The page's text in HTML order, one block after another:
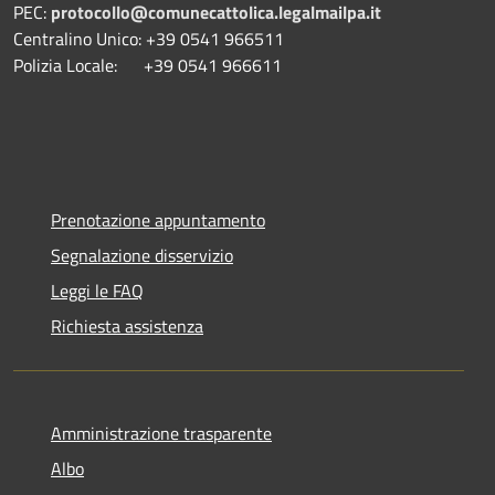
PEC: protocollo@comunecattolica.legalmailpa.it
Centralino Unico: +39 0541 966511
Polizia Locale: +39 0541 966611
Prenotazione appuntamento
Segnalazione disservizio
Leggi le FAQ
Richiesta assistenza
Amministrazione trasparente
Albo